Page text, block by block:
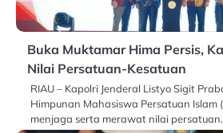
Buka Muktamar Hima Persis,
Nilai Persatuan-Kesatuan
RIAU – Kapolri Jenderal Listyo Sigit
Himpunan Mahasiswa Persatuan Islam
menjaga serta merawat nilai